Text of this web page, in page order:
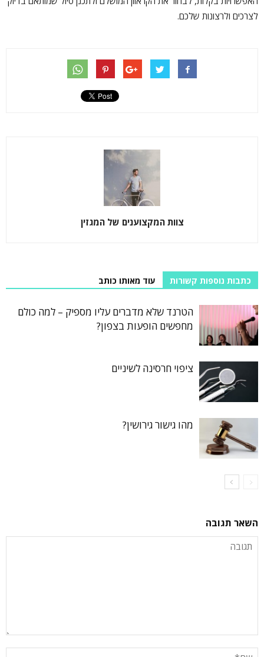
לצרכים ולרצונות שלכם.
צוות המקצוענים של המגזין
כתבות נוספות קשורות עוד מאותו כותב
הטרנד שלא מדברים עליו מספיק – למה כולם
מחפשים הופעות בצפון?
ציפוי חרסינה לשיניים
מהו גישור גירושין?
השאר תגובה